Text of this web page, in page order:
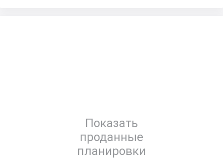
Показать
проданные
планировки